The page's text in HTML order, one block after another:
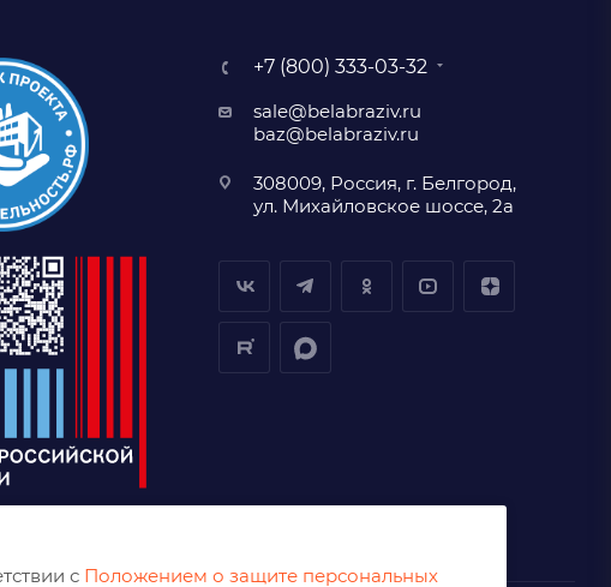
+7 (800) 333-03-32
sale@belabraziv.ru
baz@belabraziv.ru
308009, Россия, г. Белгород,
ул. Михайловское шоссе, 2а
с Положением о защите персональных